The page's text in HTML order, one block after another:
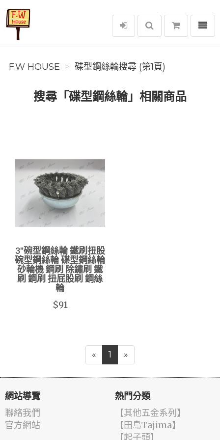
F.W House
選單
F.W HOUSE 碟型鋼絲輪搜尋 (第1頁)
搜尋「碟型鋼絲輪」相關商品
3"碗型鋼絲輪 鐵刷扭股
碗型鋼絲輪 碟型鋼絲輪
砂輪機 鋼刷 除鏽刷 鐵
刷 鋼刷 扭屁股刷 鋼絲
輪
$91
« 1 »
網站導覽
聯絡我們
官方網站
熱門分類
【其他五金系列】
【田島Tajima】
【起子頭】